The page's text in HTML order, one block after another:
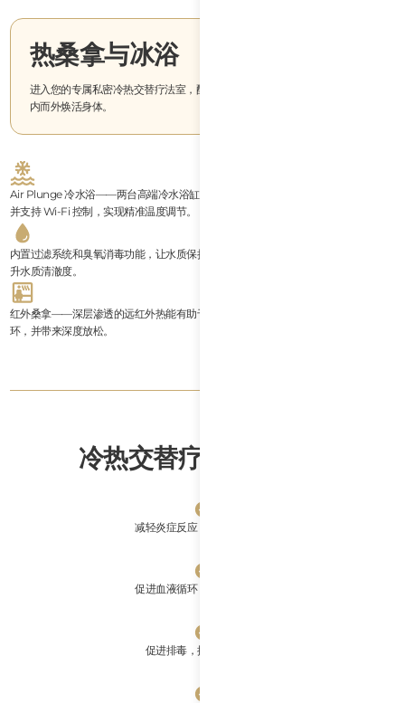
热桑拿与冰浴
进入您的专属私密冷热交替疗法室，配备桑拿和冷热交替恢复设备，旨在由
内而外焕活身体。
Air Plunge 冷水浴——两台高端冷水浴缸，配备 1HP 冷水机，可将水温降至 3°C，
并支持 Wi-Fi 控制，实现精准温度调节。
内置过滤系统和臭氧消毒功能，让水质保持清澈自然洁净。精细网状过滤器进一步提
升水质清澈度。
红外桑拿——深层渗透的远红外热能有助于身体排毒、缓解肌肉紧张、促进血液循
环，并带来深度放松。
冷热交替疗法室的益处
减轻炎症反应，加快肌肉恢复
促进血液循环，增强免疫功能
促进排毒，提升整体健康